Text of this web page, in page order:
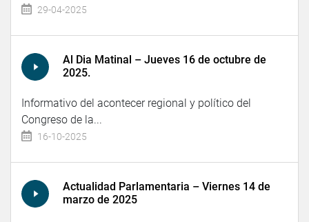
29-04-2025
Al Dia Matinal – Jueves 16 de octubre de
2025.
Informativo del acontecer regional y político del
Congreso de la...
16-10-2025
Actualidad Parlamentaria – Viernes 14 de
marzo de 2025